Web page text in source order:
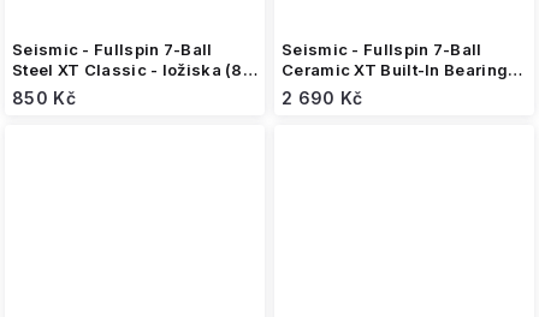
Seismic - Fullspin 7-Ball
Steel XT Classic - ložiska (8
kusů)
850 Kč
Seismic - Fullspin 7-Ball
Ceramic XT Built-In Bearings
- ložiska (8 kusů)
2 690 Kč